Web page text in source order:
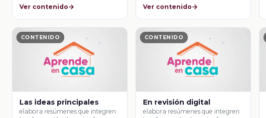
Ver contenido
Ver contenido
CONTENIDO
Las ideas principales
elabora resúmenes que integren
CONTENIDO
En revisión digital
elabora resúmenes que integren